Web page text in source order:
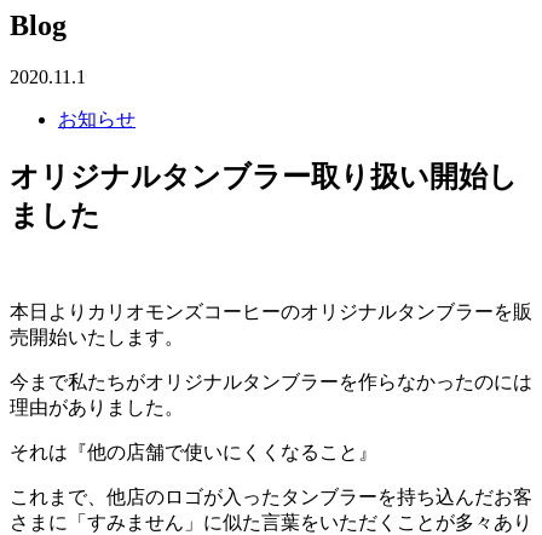
Blog
2020.11.1
お知らせ
オリジナルタンブラー取り扱い開始し
ました
本日よりカリオモンズコーヒーのオリジナルタンブラーを販
売開始いたします。
今まで私たちがオリジナルタンブラーを作らなかったのには
理由がありました。
それは『他の店舗で使いにくくなること』
これまで、他店のロゴが入ったタンブラーを持ち込んだお客
さまに「すみません」に似た言葉をいただくことが多々あり